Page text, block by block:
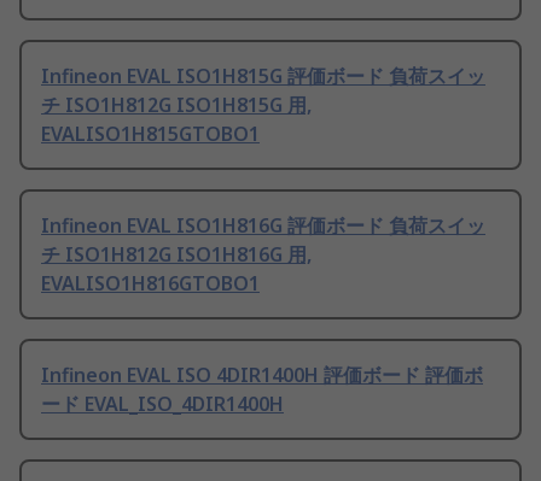
Infineon EVAL ISO1H815G 評価ボード 負荷スイッ
チ ISO1H812G ISO1H815G 用,
EVALISO1H815GTOBO1
Infineon EVAL ISO1H816G 評価ボード 負荷スイッ
チ ISO1H812G ISO1H816G 用,
EVALISO1H816GTOBO1
Infineon EVAL ISO 4DIR1400H 評価ボード 評価ボ
ード EVAL_ISO_4DIR1400H